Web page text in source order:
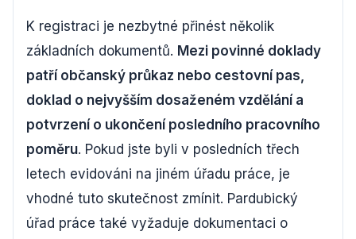
K registraci je nezbytné přinést několik
základních dokumentů. Mezi povinné doklady
patří občanský průkaz nebo cestovní pas,
doklad o nejvyšším dosaženém vzdělání a
potvrzení o ukončení posledního pracovního
poměru. Pokud jste byli v posledních třech
letech evidováni na jiném úřadu práce, je
vhodné tuto skutečnost zmínit. Pardubický
úřad práce také vyžaduje dokumentaci o